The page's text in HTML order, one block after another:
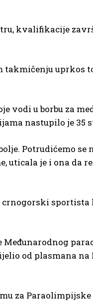
kvalifikacije
uprkos
vodi u borbu za
nastupilo je 35
Potrudićemo se
je i ona da
sportista
Međunarodnog
od plasmana
za Paraolimpijske